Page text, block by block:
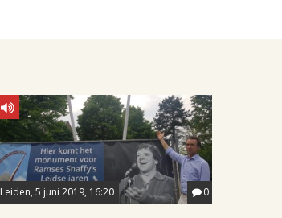
Leiden, 5 juni 2019, 16:20 0